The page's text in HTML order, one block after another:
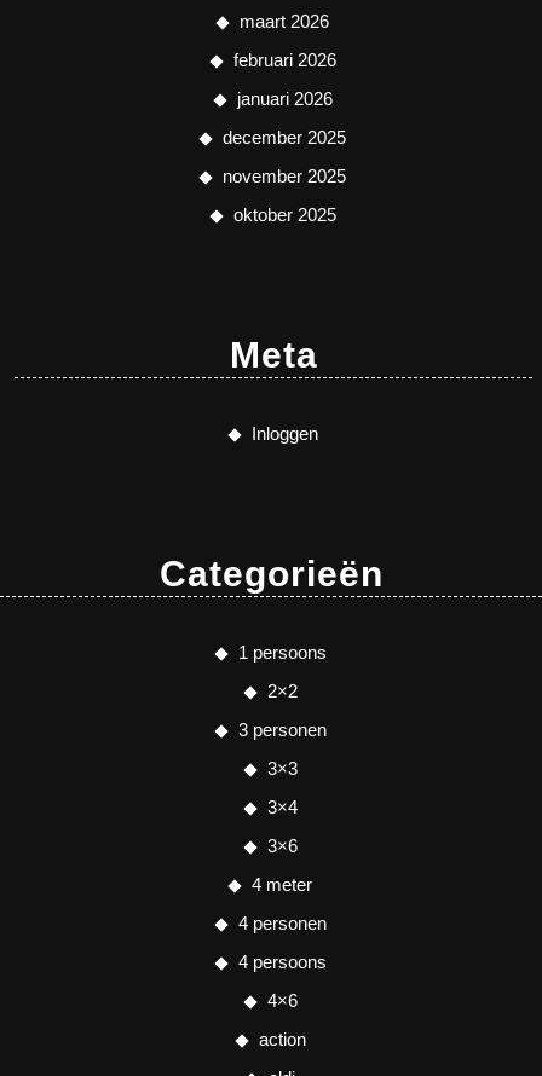
maart 2026
februari 2026
januari 2026
december 2025
november 2025
oktober 2025
Meta
Inloggen
Categorieën
1 persoons
2×2
3 personen
3×3
3×4
3×6
4 meter
4 personen
4 persoons
4×6
action